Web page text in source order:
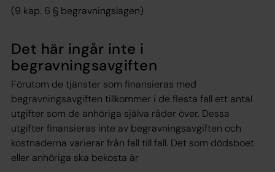
(9 kap. 6 § begravningslagen)
Det här ingår inte i
begravningsavgiften
Förutom de tjänster som finansieras med
begravningsavgiften tillkommer i de flesta fall ett antal
utgifter som de anhöriga själva råder över. Dessa
utgifter finansieras inte av begravningsavgiften och
kostnaderna varierar från fall till fall. Det som dödsboet
eller anhöriga ska bekosta är